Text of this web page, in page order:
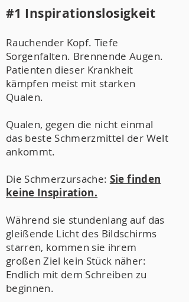
#1 Inspirationslosigkeit
Rauchender Kopf. Tiefe
Sorgenfalten. Brennende Augen.
Patienten dieser Krankheit
kämpfen meist mit starken
Qualen.
Qualen, gegen die nicht einmal
das beste Schmerzmittel der Welt
ankommt.
Die Schmerzursache: Sie finden
keine Inspiration.
Während sie stundenlang auf das
gleißende Licht des Bildschirms
starren, kommen sie ihrem
großen Ziel kein Stück näher:
Endlich mit dem Schreiben zu
beginnen.